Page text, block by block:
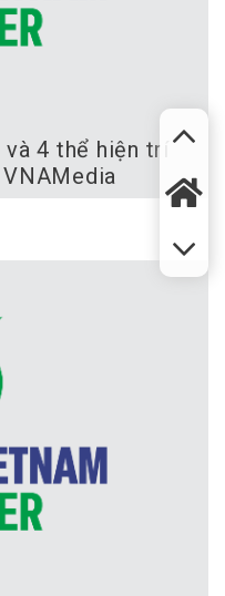
4 thể hiện trí